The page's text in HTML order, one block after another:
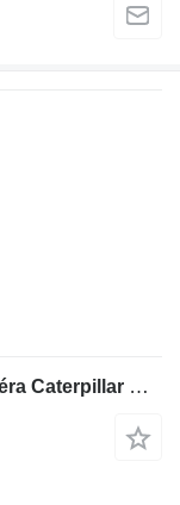
Motor CATERPILLAR C6.6 na buldozéra Caterpillar D6N XL